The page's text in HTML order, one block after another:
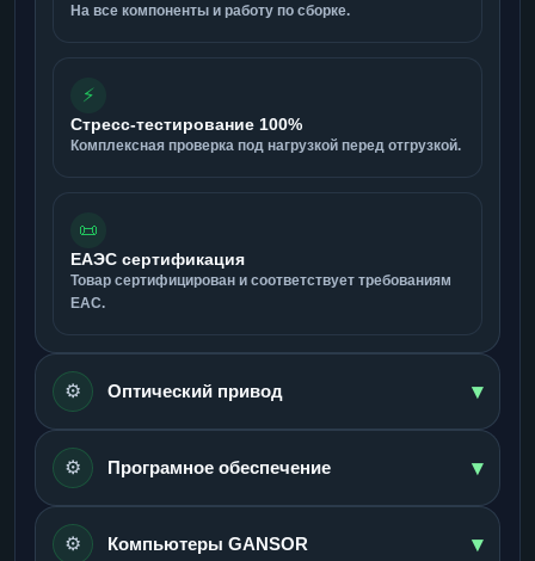
На все компоненты и работу по сборке.
⚡
Стресс-тестирование 100%
Комплексная проверка под нагрузкой перед отгрузкой.
📜
ЕАЭС сертификация
Товар сертифицирован и соответствует требованиям
ЕАС.
⚙️ Оптический привод ▾
⚙️ Програмное обеспечение ▾
⚙️ Компьютеры GANSOR ▾